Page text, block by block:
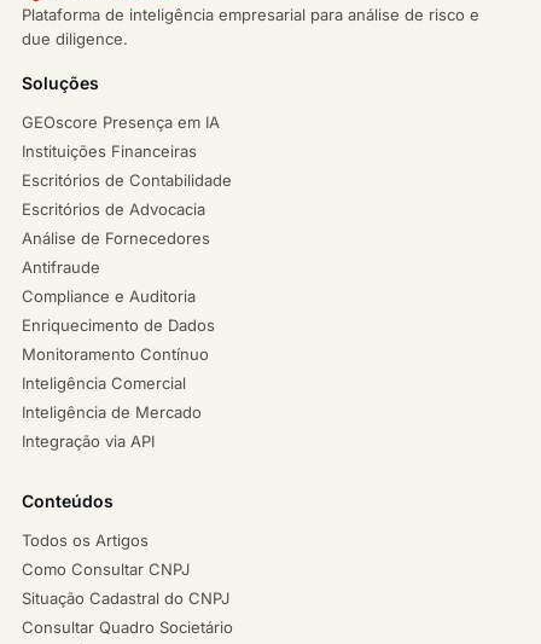
Plataforma de inteligência empresarial para análise de risco e
due diligence.
Soluções
GEOscore Presença em IA
Instituições Financeiras
Escritórios de Contabilidade
Escritórios de Advocacia
Análise de Fornecedores
Antifraude
Compliance e Auditoria
Enriquecimento de Dados
Monitoramento Contínuo
Inteligência Comercial
Inteligência de Mercado
Integração via API
Conteúdos
Todos os Artigos
Como Consultar CNPJ
Situação Cadastral do CNPJ
Consultar Quadro Societário